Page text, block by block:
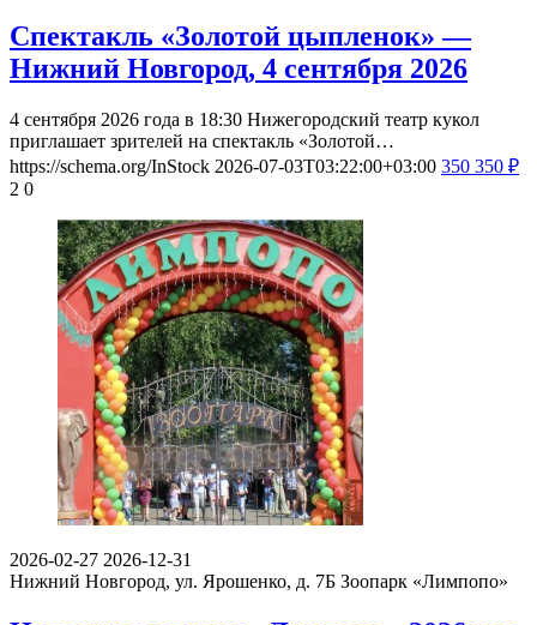
Спектакль «Золотой цыпленок» —
Нижний Новгород, 4 сентября 2026
4 сентября 2026 года в 18:30 Нижегородский театр кукол
приглашает зрителей на спектакль «Золотой…
https://schema.org/InStock 2026-07-03T03:22:00+03:00 350 350 ₽
2 0
2026-02-27 2026-12-31
Нижний Новгород, ул. Ярошенко, д. 7Б Зоопарк «Лимпопо»